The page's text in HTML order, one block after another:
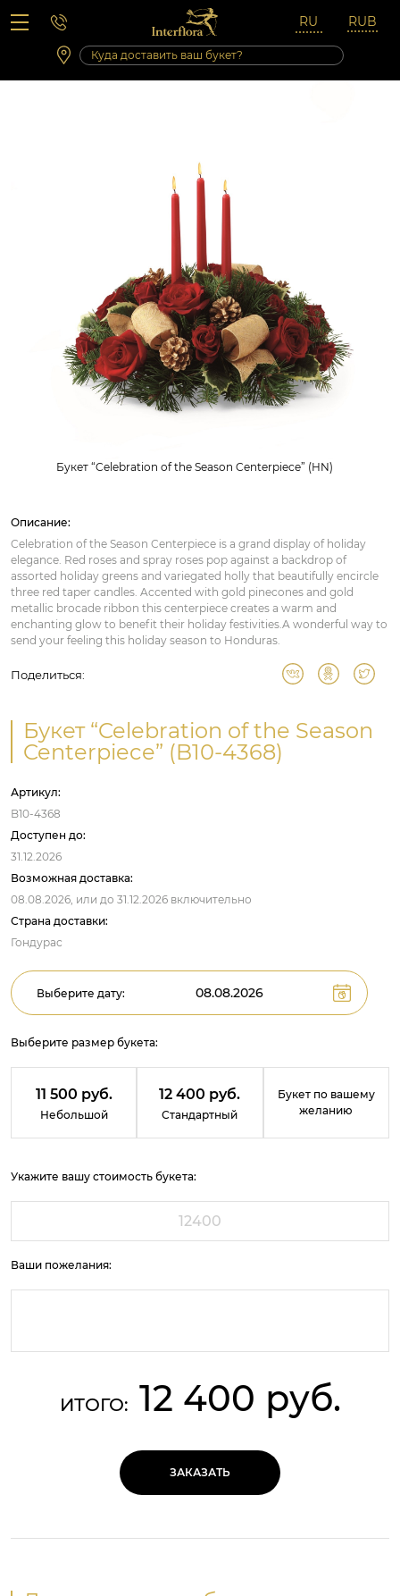
Вопросы-ответы
Сб 10:00 ‐ 14:00
Выходные и праздничные дни
Букет “Celebration of the Season Centerpiece” (HN)
Описание:
Celebration of the Season Centerpiece is a grand display of holiday
elegance. Red roses and spray roses pop against a backdrop of
assorted holiday greens and variegated holly that beautifully encircle
three red taper candles. Accented with gold pinecones and gold
metallic brocade ribbon this centerpiece creates a warm and
enchanting glow to benefit their holiday festivities.A wonderful way to
send your feeling this holiday season to Honduras.
Поделиться:
Букет “Celebration of the Season
Centerpiece” (B10-4368)
Артикул:
B10-4368
Доступен до:
31.12.2026
Возможная доставка:
08.08.2026, или до 31.12.2026 включительно
Страна доставки:
Гондурас
Выберите дату:
Выберите размер букета:
11 500 руб.
Небольшой
12 400 руб.
Стандартный
Букет по вашему
желанию
Укажите вашу стоимость букета:
Ваши пожелания:
ИТОГО: 12 400 руб.
ЗАКАЗАТЬ